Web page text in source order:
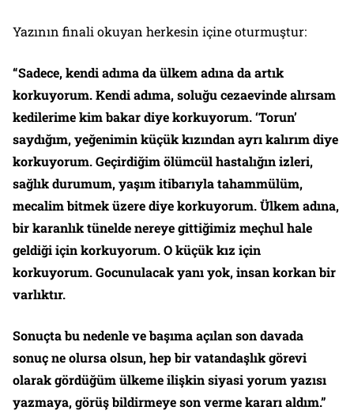
Yazının finali okuyan herkesin içine oturmuştur:
“Sadece, kendi adıma da ülkem adına da artık
korkuyorum. Kendi adıma, soluğu cezaevinde alırsam
kedilerime kim bakar diye korkuyorum. ‘Torun’
saydığım, yeğenimin küçük kızından ayrı kalırım diye
korkuyorum. Geçirdiğim ölümcül hastalığın izleri,
sağlık durumum, yaşım itibarıyla tahammülüm,
mecalim bitmek üzere diye korkuyorum. Ülkem adına,
bir karanlık tünelde nereye gittiğimiz meçhul hale
geldiği için korkuyorum. O küçük kız için
korkuyorum. Gocunulacak yanı yok, insan korkan bir
varlıktır.
Sonuçta bu nedenle ve başıma açılan son davada
sonuç ne olursa olsun, hep bir vatandaşlık görevi
olarak gördüğüm ülkeme ilişkin siyasi yorum yazısı
yazmaya, görüş bildirmeye son verme kararı aldım.”